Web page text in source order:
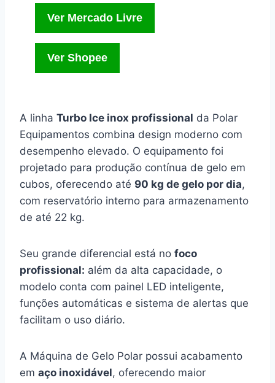
Ver Mercado Livre
Ver Shopee
A linha Turbo Ice inox profissional da Polar
Equipamentos combina design moderno com
desempenho elevado. O equipamento foi
projetado para produção contínua de gelo em
cubos, oferecendo até 90 kg de gelo por dia,
com reservatório interno para armazenamento
de até 22 kg.
Seu grande diferencial está no foco
profissional: além da alta capacidade, o
modelo conta com painel LED inteligente,
funções automáticas e sistema de alertas que
facilitam o uso diário.
A Máquina de Gelo Polar possui acabamento
em aço inoxidável, oferecendo maior